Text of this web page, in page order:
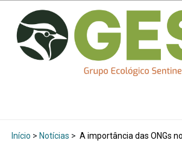
Início > Notícias > A importância das ONGs